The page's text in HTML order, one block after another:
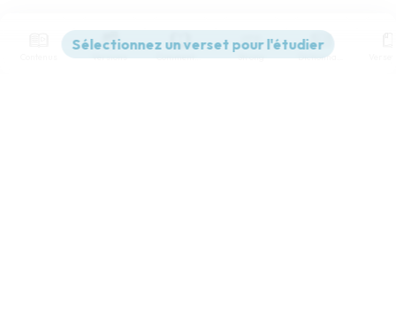
Versions Commentaires Strong